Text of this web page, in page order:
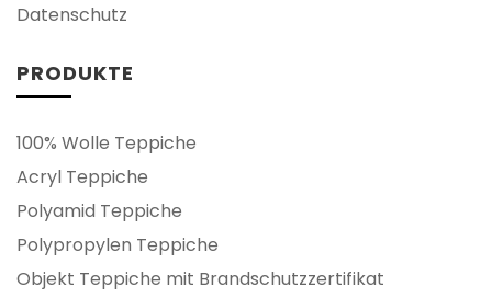
Datenschutz
PRODUKTE
100% Wolle Teppiche
Acryl Teppiche
Polyamid Teppiche
Polypropylen Teppiche
Objekt Teppiche mit Brandschutzzertifikat